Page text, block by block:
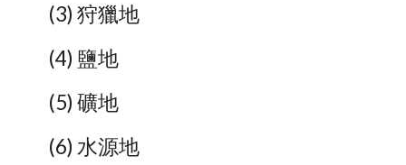
      (3) 狩獵地
      (4) 鹽地
      (5) 礦地
      (6) 水源地